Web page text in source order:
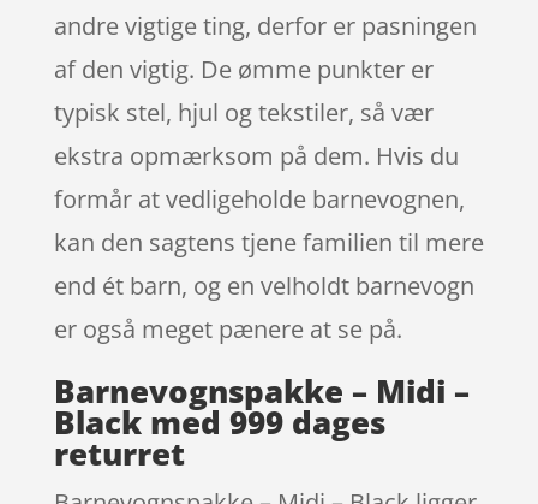
andre vigtige ting, derfor er pasningen
af den vigtig. De ømme punkter er
typisk stel, hjul og tekstiler, så vær
ekstra opmærksom på dem. Hvis du
formår at vedligeholde barnevognen,
kan den sagtens tjene familien til mere
end ét barn, og en velholdt barnevogn
er også meget pænere at se på.
Barnevognspakke – Midi –
Black med 999 dages
returret